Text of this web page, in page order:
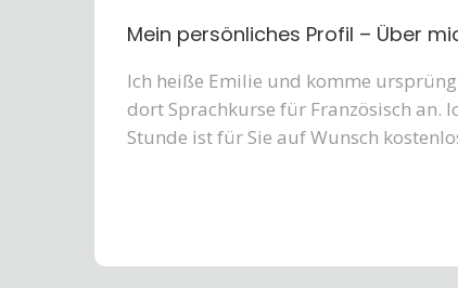
Mein persönliches Profil – Über
Ich heiße Emilie und komme
dort Sprachkurse für Französisch an.
Stunde ist für Sie auf Wunsch